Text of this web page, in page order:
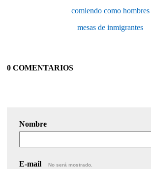
comiendo como hombres
mesas de inmigrantes
0 COMENTARIOS
Nombre
E-mail No será mostrado.